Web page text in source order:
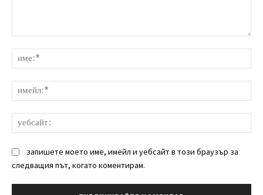
запишете моето име, имейл и уебсайт в този браузър за
следващия път, когато коментирам.